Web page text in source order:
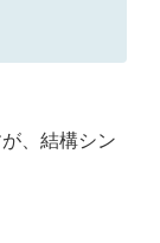
、結構シン